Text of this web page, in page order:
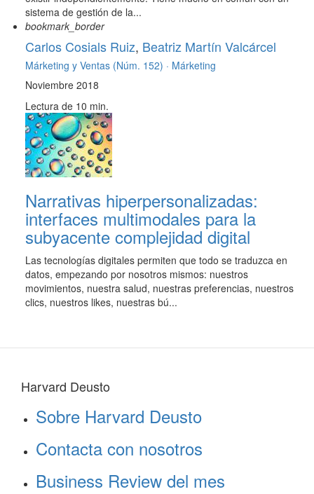
sistema de gestión de la...
bookmark_border
Carlos Cosials Ruiz, Beatriz Martín Valcárcel
Márketing y Ventas (Núm. 152) · Márketing
Noviembre 2018
Lectura de 10 min.
Narrativas hiperpersonalizadas:
interfaces multimodales para la
subyacente complejidad digital
Las tecnologías digitales permiten que todo se traduzca en
datos, empezando por nosotros mismos: nuestros
movimientos, nuestra salud, nuestras preferencias, nuestros
clics, nuestros likes, nuestras bú...
Harvard Deusto
Sobre Harvard Deusto
Contacta con nosotros
Business Review del mes